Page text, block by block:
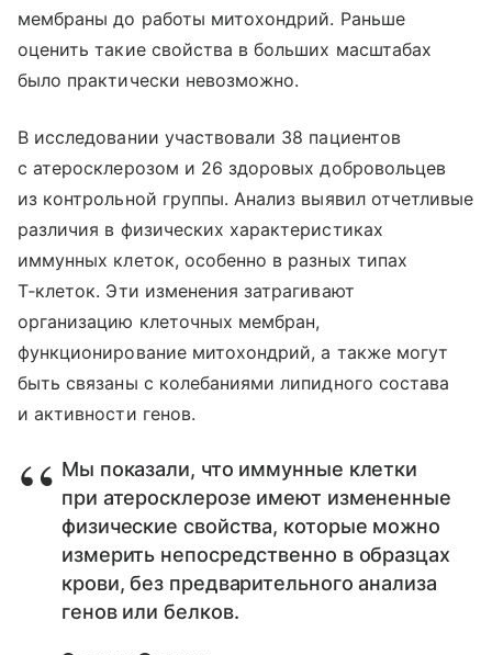
мембраны до работы митохондрий. Раньше
оценить такие свойства в больших масштабах
было практически невозможно.
В исследовании участвовали 38 пациентов
с атеросклерозом и 26 здоровых добровольцев
из контрольной группы. Анализ выявил отчетливые
различия в физических характеристиках
иммунных клеток, особенно в разных типах
Т‑клеток. Эти изменения затрагивают
организацию клеточных мембран,
функционирование митохондрий, а также могут
быть связаны с колебаниями липидного состава
и активности генов.
Мы показали, что иммунные клетки
при атеросклерозе имеют измененные
физические свойства, которые можно
измерить непосредственно в образцах
крови, без предварительного анализа
генов или белков.